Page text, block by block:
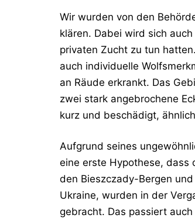
Wir wurden von den
klären. Dabei wird sich
privaten Zucht zu tun hatten.
auch individuelle
an Räude erkrankt. Das
zwei stark angebrochene
kurz und beschädigt,
Aufgrund seines
eine erste Hypothese, dass
den Bieszczady-Bergen
Ukraine, wurden in der
gebracht. Das passiert